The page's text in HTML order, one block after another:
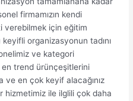
firmamızın kendi
verebilmek için eğitim
organizasyonun tadını
ve kategori
en trend ürünçeşitlerini
ve en çok keyif alacağınız
hizmetimiz ile ilglili çok daha